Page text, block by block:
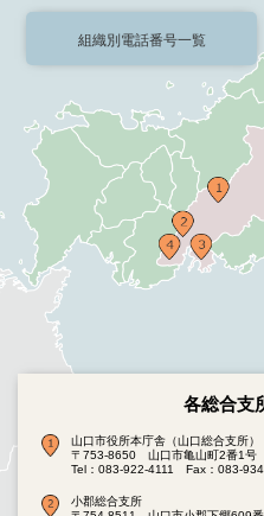
組織別電話番号一覧
各総合支
山口市役所本庁舎（山口総合支所）
〒753-8650 山口市亀山町2番1号
Tel：083-922-4111
Fax：083-
小郡総合支所